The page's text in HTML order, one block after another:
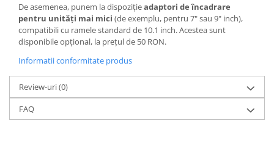
Camere Fiat
Camere înregistrare trafic
Accesorii multimedia
Conectică Auto
Conectică Auto
De asemenea, punem la dispozițieadaptori de încadrare
pentru unități mai mici (de exemplu, pentru 7" sau 9" inch),
compatibili cu ramele standard de 10.1 inch. Acestea sunt
disponibile opțional, la prețul de 50 RON.
Informatii conformitate produs
Review-uri(0)
FAQ